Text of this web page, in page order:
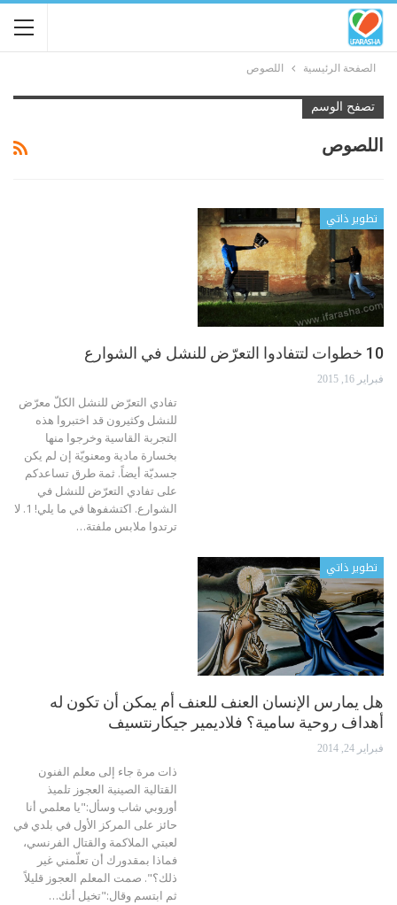
الصفحة الرئيسية اللصوص
تصفح الوسم
اللصوص
تطوير ذاتي
10 خطوات لتتفادوا التعرّض للنشل في الشوارع
فبراير 16, 2015
تفادي التعرّض للنشل الكلّ معرّض
للنشل وكثيرون قد اختبروا هذه
التجربة القاسية وخرجوا منها
بخسارة مادية ومعنويّة إن لم يكن
جسديّة أيضاً. ثمة طرق تساعدكم
على تفادي التعرّض للنشل في
الشوارع. اكتشفوها في ما يلي! 1. لا
ترتدوا ملابس ملفتة…
تطوير ذاتي
هل يمارس الإنسان العنف للعنف أم يمكن أن تكون له
أهداف روحية سامية؟ فلاديمير جيكارنتسيف
فبراير 24, 2014
ذات مرة جاء إلى معلم الفنون
القتالية الصينية العجوز تلميذ
أوروبي شاب وسأل:"يا معلمي أنا
حائز على المركز الأول في بلدي في
لعبتي الملاكمة والقتال الفرنسي،
فماذا بمقدورك أن تعلّمني غير
ذلك؟". صمت المعلم العجوز قليلاً
ثم ابتسم وقال:"تخيل أنك…